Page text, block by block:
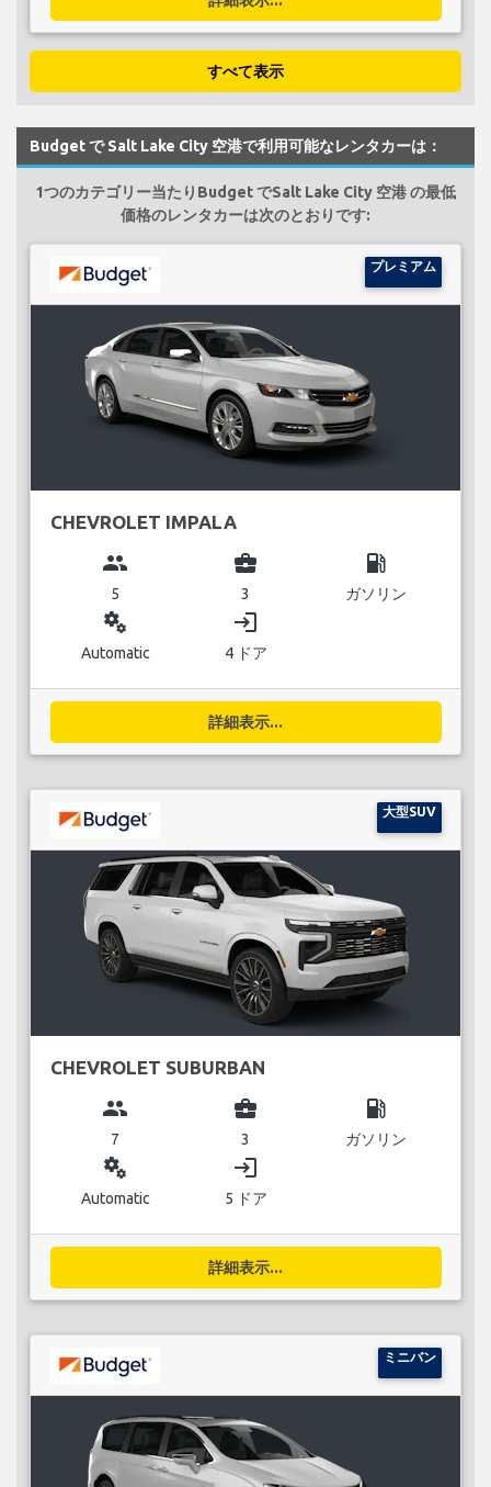
すべて表示
Budget で Salt Lake City 空港で利用可能なレンタカーは：
1つのカテゴリー当たりBudget でSalt Lake City 空港 の最低
価格のレンタカーは次のとおりです:
プレミアム
CHEVROLET IMPALA
group
5
business_center
3
local_gas_station
ガソリン
miscellaneous_services
Automatic
login
4 ドア
詳細表示...
大型SUV
CHEVROLET SUBURBAN
group
7
business_center
3
local_gas_station
ガソリン
miscellaneous_services
Automatic
login
5 ドア
詳細表示...
ミニバン